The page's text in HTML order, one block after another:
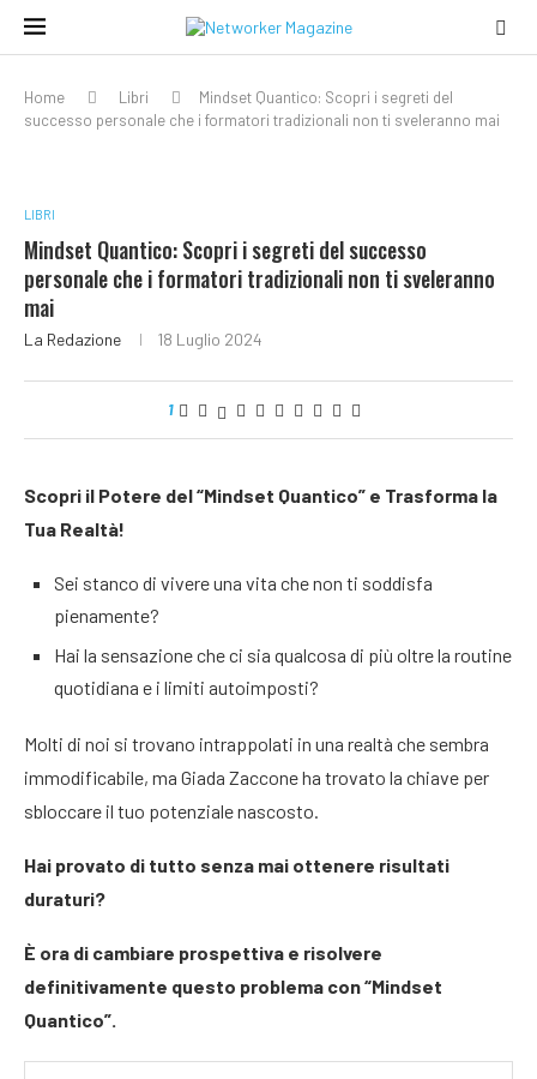
Home Libri
Mindset Quantico: Scopri i segreti del
successo personale che i formatori tradizionali non ti sveleranno mai
LIBRI
Mindset Quantico: Scopri i segreti del successo
personale che i formatori tradizionali non ti sveleranno
mai
La Redazione 18 Luglio 2024
1
Scopri il Potere del “Mindset Quantico” e Trasforma la
Tua Realtà!
Sei stanco di vivere una vita che non ti soddisfa
pienamente?
Hai la sensazione che ci sia qualcosa di più oltre la routine
quotidiana e i limiti autoimposti?
Molti di noi si trovano intrappolati in una realtà che sembra
immodificabile, ma Giada Zaccone ha trovato la chiave per
sbloccare il tuo potenziale nascosto.
Hai provato di tutto senza mai ottenere risultati
duraturi?
È ora di cambiare prospettiva e risolvere
definitivamente questo problema con “Mindset
Quantico”.